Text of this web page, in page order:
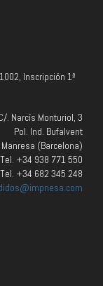
Inscripción 1ª
. Narcís Monturiol, 3
Pol. Ind. Bufalvent
(Barcelona)
Tel. +34 938 771 550
Tel. +34 682 345 248